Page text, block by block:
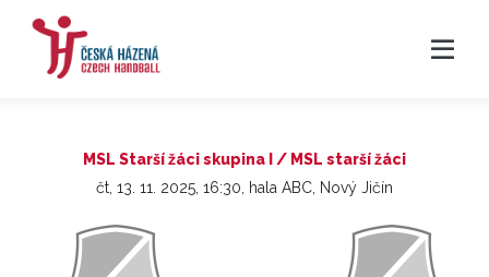
MSL Starší žáci skupina I / MSL starší žáci
čt, 13. 11. 2025, 16:30, hala ABC, Nový Jičín